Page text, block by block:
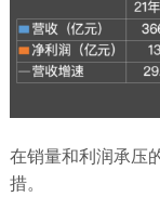
在销量和利润承压
措。